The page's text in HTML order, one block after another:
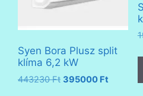
Syen Bora Plusz split
klíma 6,2 kW
443230Ft Original
395000 Ft